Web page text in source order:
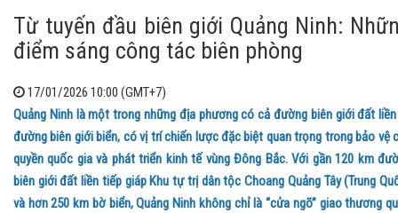
Từ tuyến đầu biên giới Quảng Ninh:
điểm sáng công tác biên phòng
17/01/2026 10:00 (GMT+7)
Quảng Ninh là một trong những địa phương có cả đường biên giới đất
đường biên giới biển, có vị trí chiến lược đặc biệt quan trọng trong bảo vệ
quyền quốc gia và phát triển kinh tế vùng Đông Bắc. Với gần 120 km
biên giới đất liền tiếp giáp Khu tự trị dân tộc Choang Quảng Tây (Trung
và hơn 250 km bờ biển, Quảng Ninh không chỉ là “cửa ngõ” giao thương